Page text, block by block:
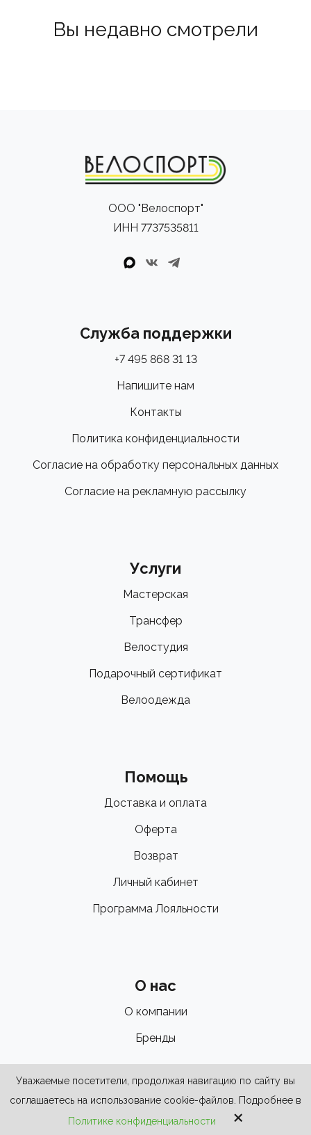
Вы недавно смотрели
ООО "Велоспорт"
ИНН 7737535811
Служба поддержки
+7 495 868 31 13
Напишите нам
Контакты
Политика конфиденциальности
Согласие на обработку персональных данных
Согласие на рекламную рассылку
Услуги
Мастерская
Трансфер
Велостудия
Подарочный сертификат
Велоодежда
Помощь
Доставка и оплата
Оферта
Возврат
Личный кабинет
Программа Лояльности
О нас
О компании
Бренды
Уважаемые посетители, продолжая навигацию по сайту вы
соглашаетесь на использование cookie-файлов. Подробнее в
Политике конфиденциальности
×